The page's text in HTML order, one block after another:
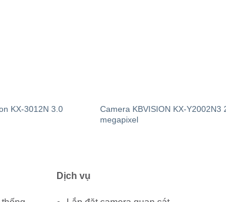
KX-3012N 3.0
Camera KBVISION KX-Y2002N3
megapixel
Dịch vụ